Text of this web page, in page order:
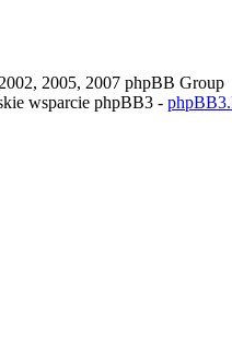
2005, 2007 phpBB Group
wsparcie phpBB3 -